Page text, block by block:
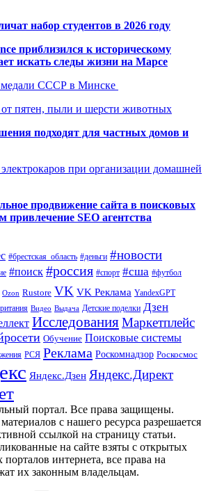
набор студентов в 2026 году
приблизился к историческому
искать следы жизни на Марсе
СССР в Минске
пятен, пыли и шерсти животных
подходят для частных домов и
при организации домашней
продвижение сайта в поисковых
привлечение SEO агентства
#брестская_область #деньги #новости
#поиск #россия #спорт #сша #футбол
Ozon Rustore VK VK Реклама YandexGPT
Видео Выдача Детские поделки Дзен
ИсследованияМаркетплейс
Обучение Поисковые системы
РСЯ Реклама Роскомнадзор Роскосмос
Яндекс.Дзен Яндекс.Директ
портал. Все права защищены.
с нашего ресурса разрешается
ссылкой на страницу статьи.
на сайте взяты с открытых
интернета, все права на
их законным владельцам.